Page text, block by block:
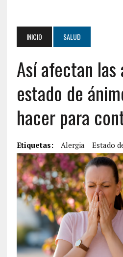
INICIO SALUD
Así afectan las
estado de
hacer para
Etiquetas: Alergia Estado